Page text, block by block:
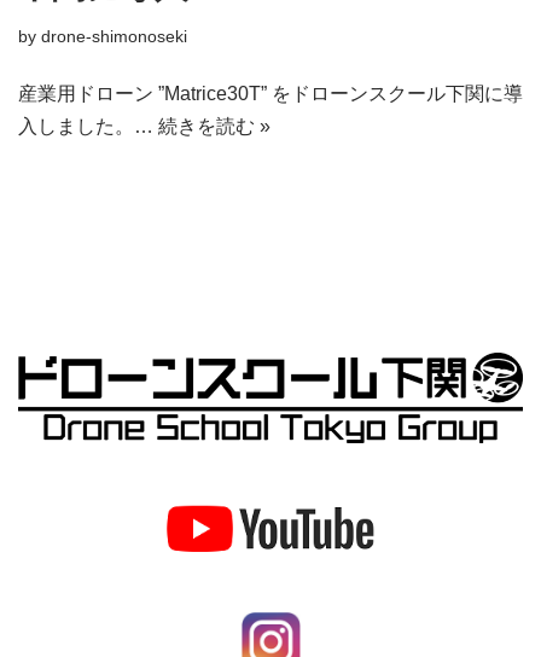
by drone-shimonoseki
産業用ドローン ”Matrice30T” をドローンスクール下関に導
入しました。… 続きを読む »